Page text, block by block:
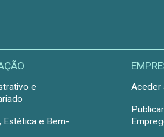
e
Estética e Bem-
Aceder